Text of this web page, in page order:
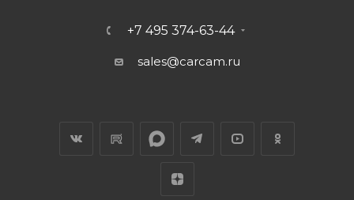
+7 495 374-63-44
sales@carcam.ru